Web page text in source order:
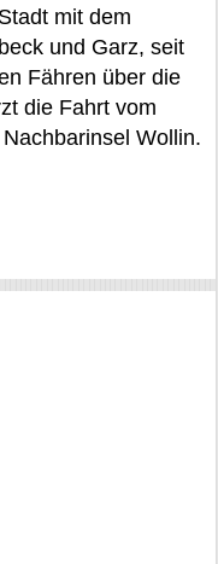
mit dem
und Garz, seit
Fähren über die
die Fahrt vom
Wollin.